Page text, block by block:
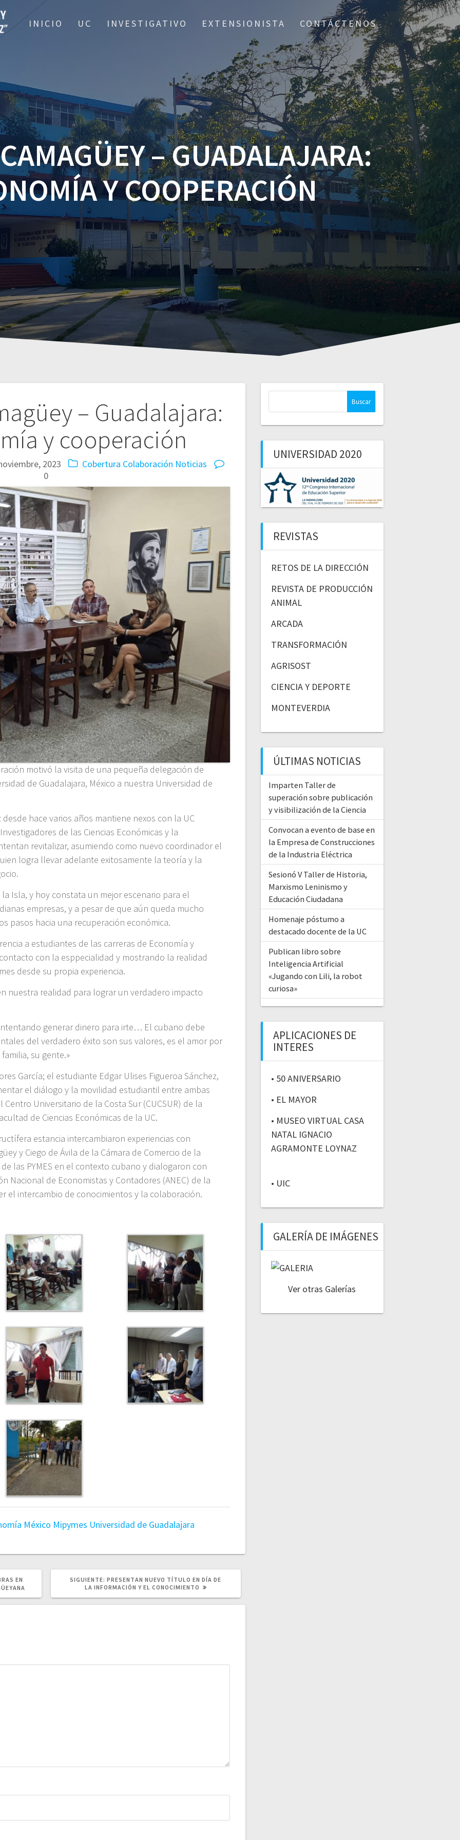
INICIO UC INVESTIGATIVO EXTENSIONISTA CONTÁCTENOS
– GUADALAJARA:
Y COOPERACIÓN
– Guadalajara:
y cooperación
2023 Cobertura Colaboración Noticias
0
motivó la visita de una pequeña delegación de
de Guadalajara, México a nuestra Universidad de
desde hace varios años mantiene nexos con la UC
de las Ciencias Económicas y la
revitalizar, asumiendo como nuevo coordinador el
logra llevar adelante exitosamente la teoría y la
Isla, y hoy constata un mejor escenario para el
empresas, y a pesar de que aún queda mucho
pasos hacia una recuperación económica.
a estudiantes de las carreras de Economía y
con la esppecialidad y mostrando la realidad
desde su propia experiencia.
nuestra realidad para lograr un verdadero impacto
generar dinero para irte… El cubano debe
del verdadero éxito son sus valores, es el amor por
su gente.»
García; el estudiante Edgar Ulises Figueroa Sánchez,
el diálogo y la movilidad estudiantil entre ambas
Universitario de la Costa Sur (CUCSUR) de la
de Ciencias Económicas de la UC.
estancia intercambiaron experiencias con
y Ciego de Ávila de la Cámara de Comercio de la
las PYMES en el contexto cubano y dialogaron con
Nacional de Economistas y Contadores (ANEC) de la
el intercambio de conocimientos y la colaboración.
México Mipymes Universidad de Guadalajara
EN
SIGUIENTE: SIGUIENTE
POST:
PRESENTAN NUEVO TÍTULO EN DÍA DE
LA INFORMACIÓN Y EL CONOCIMIENTO
UNIVERSIDAD 2020
REVISTAS
RETOS DE LA DIRECCIÓN
REVISTA DE PRODUCCIÓN
ANIMAL
ARCADA
TRANSFORMACIÓN
AGRISOST
CIENCIA Y DEPORTE
MONTEVERDIA
ÚLTIMAS NOTICIAS
Imparten Taller de
superación sobre publicación
y visibilización de la Ciencia
Convocan a evento de base en
la Empresa de Construcciones
de la Industria Eléctrica
Sesionó V Taller de Historia,
Marxismo Leninismo y
Educación Ciudadana
Homenaje póstumo a
destacado docente de la UC
Publican libro sobre
Inteligencia Artificial
«Jugando con Lili, la robot
curiosa»
APLICACIONES DE
INTERES
• 50 ANIVERSARIO
• EL MAYOR
• MUSEO VIRTUAL CASA
NATAL IGNACIO
AGRAMONTE LOYNAZ
• UIC
GALERÍA DE IMÁGENES
Ver otras Galerías